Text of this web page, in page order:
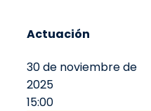
Actuación
30 de noviembre de
2025
15:00